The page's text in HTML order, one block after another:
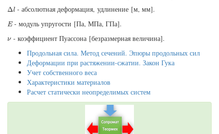
Δl
Δ - абсолютная деформация, удлинение [м, мм].
E
E- модуль упругости [Па, МПа, ГПа].
ν
ν- коэффициент Пуассона [безразмерная величина].
Продольная сила. Метод сечений. Эпюры продольных сил
Деформации при растяжении-сжатии. Закон Гука
Учет собственного веса
Характеристики материалов
Расчет статически неопределимых систем